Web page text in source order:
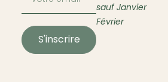
S'inscrire
sauf Janvier
Février